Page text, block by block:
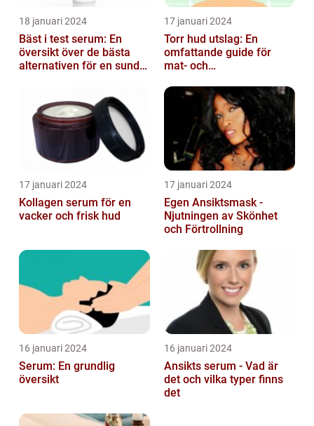
18 januari 2024
Bäst i test serum: En
översikt över de bästa
alternativen för en sund
17 januari 2024
Torr hud utslag: En
omfattande guide för
mat- och
17 januari 2024
Kollagen serum för en
vacker och frisk hud
17 januari 2024
Egen Ansiktsmask -
Njutningen av Skönhet
och Förtrollning
16 januari 2024
Serum: En grundlig
översikt
16 januari 2024
Ansikts serum - Vad är
det och vilka typer finns
det